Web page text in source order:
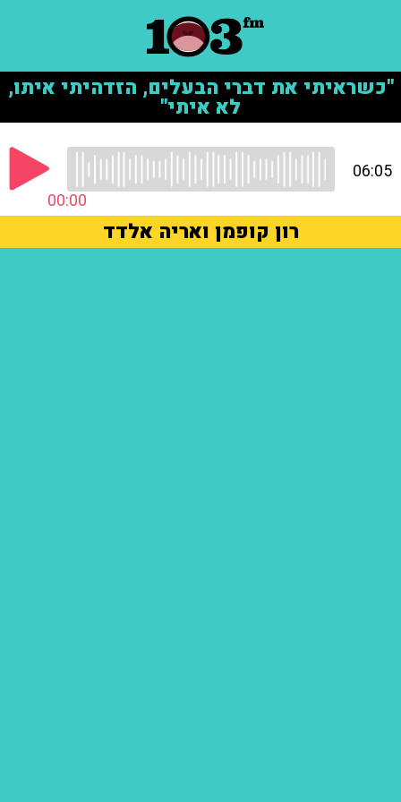
"כשראיתי את דברי הבעלים, הזדהיתי איתו,
לא איתי"
00:00
06:05
רון קופמן ואריה אלדד